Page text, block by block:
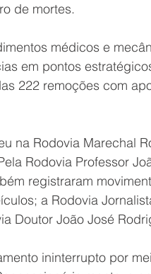
de mortes.
médicos e
em pontos
222 remoções com
na Rodovia Marechal
Rodovia Professor
registraram
a Rodovia
Doutor João José
ininterrupto por